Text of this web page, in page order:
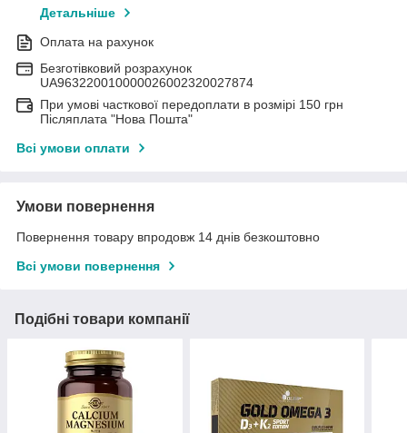
Детальніше
Оплата на рахунок
Безготівковий розрахунок
UA963220010000026002320027874
При умові часткової передоплати в розмірі 150 грн
Післяплата "Нова Пошта"
Всі умови оплати
Умови повернення
Повернення товару впродовж 14 днів безкоштовно
Всі умови повернення
Подібні товари компанії